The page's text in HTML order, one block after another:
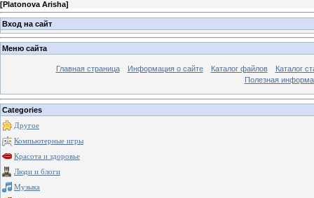
[Platonova Arisha]
Вход на сайт
Меню сайта
Главная страница Информация о сайте Каталог файлов
Каталог
Полезная
Categories
Другое
Компьютерные игры
Красота и здоровье
Люди и блоги
Музыка